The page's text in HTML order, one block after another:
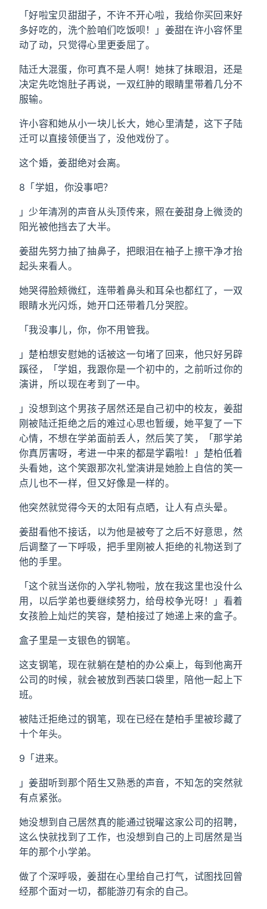
「好啦宝贝甜甜子，不许不开心啦，我给你买回来好
多好吃的，洗个脸咱们吃饭呗！」姜甜在许小容怀里
动了动，只觉得心里更委屈了。
陆迁大混蛋，你可真不是人啊！她抹了抹眼泪，还是
决定先吃饱肚子再说，一双红肿的眼睛里带着几分不
服输。
许小容和她从小一块儿长大，她心里清楚，这下子陆
迁可以直接领便当了，没他戏份了。
这个婚，姜甜绝对会离。
8「学姐，你没事吧？
」少年清冽的声音从头顶传来，照在姜甜身上微烫的
阳光被他挡去了大半。
姜甜先努力抽了抽鼻子，把眼泪在袖子上擦干净才抬
起头来看人。
她哭得脸颊微红，连带着鼻头和耳朵也都红了，一双
眼睛水光闪烁，她开口还带着几分哭腔。
「我没事儿，你，你不用管我。
」楚柏想安慰她的话被这一句堵了回来，他只好另辟
蹊径，「学姐，我跟你是一个初中的，之前听过你的
演讲，所以现在考到了一中。
」没想到这个男孩子居然还是自己初中的校友，姜甜
刚被陆迁拒绝之后的难过心思也暂缓，她平复了一下
心情，不想在学弟面前丢人，然后笑了笑，「那学弟
你真厉害呀，考进一中来的都是学霸啦！」楚柏低着
头看她，这个笑跟那次礼堂演讲是她脸上自信的笑一
点儿也不一样，但又好像是一样的。
他突然就觉得今天的太阳有点晒，让人有点头晕。
姜甜看他不接话，以为他是被夸了之后不好意思，然
后调整了一下呼吸，把手里刚被人拒绝的礼物送到了
他的手里。
「这个就当送你的入学礼物啦，放在我这里也没什么
用，以后学弟也要继续努力，给母校争光呀！」看着
女孩脸上灿烂的笑容，楚柏接过了她递上来的盒子。
盒子里是一支银色的钢笔。
这支钢笔，现在就躺在楚柏的办公桌上，每到他离开
公司的时候，就会被放到西装口袋里，陪他一起上下
班。
被陆迁拒绝过的钢笔，现在已经在楚柏手里被珍藏了
十个年头。
9「进来。
」姜甜听到那个陌生又熟悉的声音，不知怎的突然就
有点紧张。
她没想到自己居然真的能通过锐曜这家公司的招聘，
这么快就找到了工作，也没想到自己的上司居然是当
年的那个小学弟。
做了个深呼吸，姜甜在心里给自己打气，试图找回曾
经那个面对一切，都能游刃有余的自己。